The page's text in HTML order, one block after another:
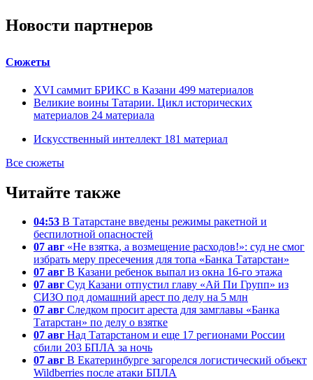
Новости партнеров
Сюжеты
XVI саммит БРИКС в Казани 499 материалов
Великие воины Татарии. Цикл исторических
материалов 24 материала
Искусственный интеллект 181 материал
Все сюжеты
Читайте также
04:53 В Татарстане введены режимы ракетной и
беспилотной опасностей
07 авг «Не взятка, а возмещение расходов!»: суд не смог
избрать меру пресечения для топа «Банка Татарстан»
07 авг В Казани ребенок выпал из окна 16-го этажа
07 авг Суд Казани отпустил главу «Ай Пи Групп» из
СИЗО под домашний арест по делу на 5 млн
07 авг Следком просит ареста для замглавы «Банка
Татарстан» по делу о взятке
07 авг Над Татарстаном и еще 17 регионами России
сбили 203 БПЛА за ночь
07 авг В Екатеринбурге загорелся логистический объект
Wildberries после атаки БПЛА